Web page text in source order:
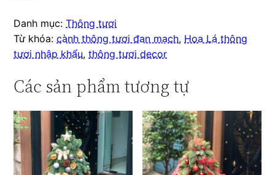
Danh mục:Thông tươi
Từ khóa:cành thông tươi đan mạch, Hoa Lá thông
tươi nhập khẩu,thông tươi decor
Các sản phẩm tương tự